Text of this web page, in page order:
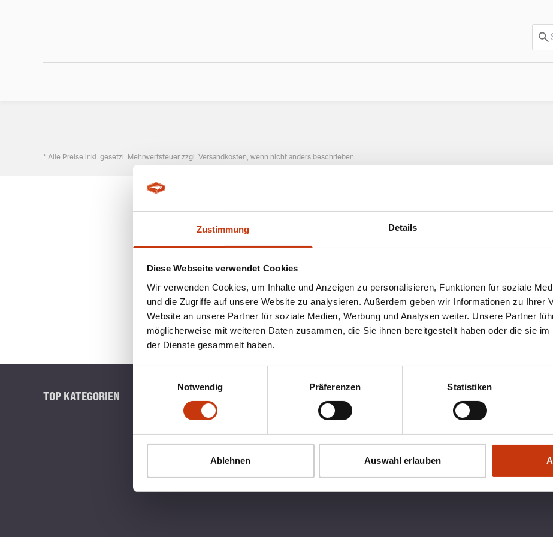
Zustimmung Details
Diese Webseite verwendet Cookies
Wir verwenden Cookies, um Inhalte und Anzeigen zu personalisieren, Funktionen für soziale
und die Zugriffe auf unsere Website zu analysieren. Außerdem geben wir Informationen zu Ihrer
Website an unsere Partner für soziale Medien, Werbung und Analysen weiter. Unsere Partner
möglicherweise mit weiteren Daten zusammen, die Sie ihnen bereitgestellt haben oder die sie
der Dienste gesammelt haben.
Notwendig
Präferenzen Statistiken
Ablehnen Auswahl erlauben
* Alle Preise inkl. gesetzl. Mehrwertsteuer zzgl. Versandkosten, wenn nicht anders beschrieben
ANGESAGTE ANGELAUSRÜSTUNG
TOP KATEGORIEN